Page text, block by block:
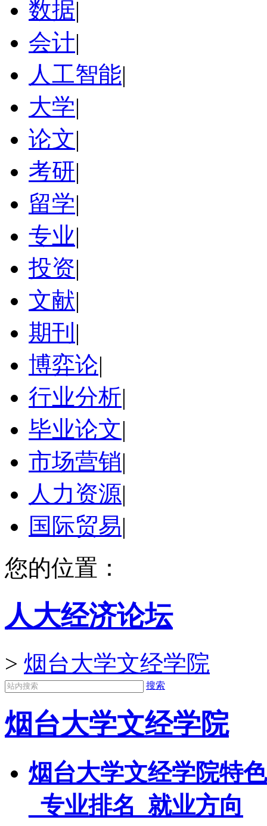
数据|
会计|
人工智能|
大学|
论文|
考研|
留学|
专业|
投资|
文献|
期刊 |
博弈论|
行业分析|
毕业论文|
市场营销|
人力资源|
国际贸易|
您的位置：
人大经济论坛
> 烟台大学文经学院
搜索
烟台大学文经学院
烟台大学文经学院特
_专业排名_就业方向